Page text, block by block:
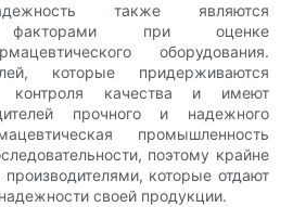
также являются
факторами при оценке
оборудования.
которые придерживаются
контроля качества и имеют
прочного и надежного
промышленность
поэтому крайне
которые отдают
своей продукции.